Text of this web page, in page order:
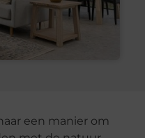
een manier om